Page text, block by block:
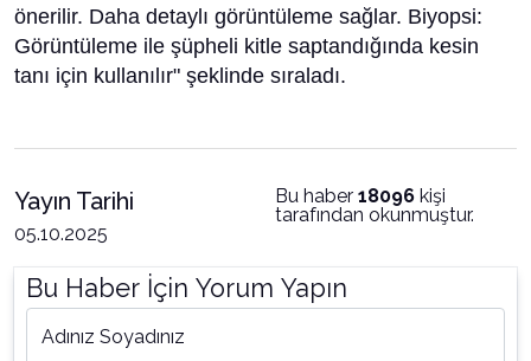
önerilir. Daha detaylı görüntüleme sağlar. Biyopsi:
Görüntüleme ile şüpheli kitle saptandığında kesin
tanı için kullanılır" şeklinde sıraladı.
Yayın Tarihi
05.10.2025
Bu haber 18096 kişi
tarafından okunmuştur.
Bu Haber İçin Yorum Yapın
Adınız Soyadınız